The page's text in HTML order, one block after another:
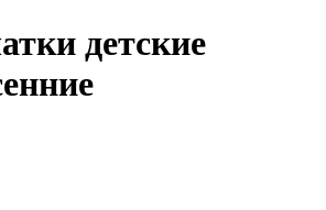
детские